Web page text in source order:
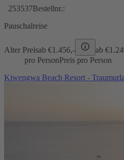
253537Bestellnr.:
Pauschalreise
Alter Preisab €1.456,- ab €
pro PersonPreis pro Person
Kiwengwa Beach Resort -